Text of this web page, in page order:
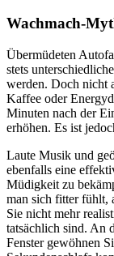
Wachmach-
Übermüdeten
stets
werden. Doch nicht
Kaffee oder
Minuten nach der
erhöhen. Es ist
Laute Musik und
ebenfalls eine
Müdigkeit zu
man sich fitter fühlt,
Sie nicht mehr
tatsächlich sind. An
Fenster gewöhnen